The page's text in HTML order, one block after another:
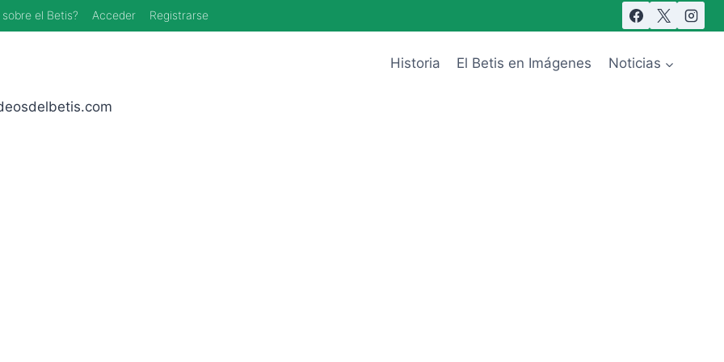
el Betis? Acceder Registrarse
Historia El Betis en Imágenes Noticias